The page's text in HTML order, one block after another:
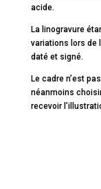
acide.
La linogravure
variations lors de
daté et signé.
Le cadre n’est
néanmoins
recevoir